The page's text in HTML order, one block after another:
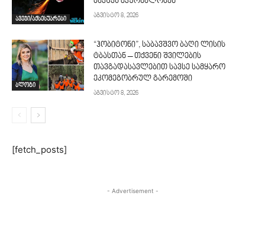
ავეჯი/აქსესუარები აგვისტო 8, 2026
ბლოგი
“ჰობიტონი”, საბავშვო ბაღი ლისის
ტბასთან – თქვენი შვილების
თავგადასავლებით სავსე სამყარო
ეკომეგობრულ გარემოში
აგვისტო 8, 2026
[fetch_posts]
- Advertisement -